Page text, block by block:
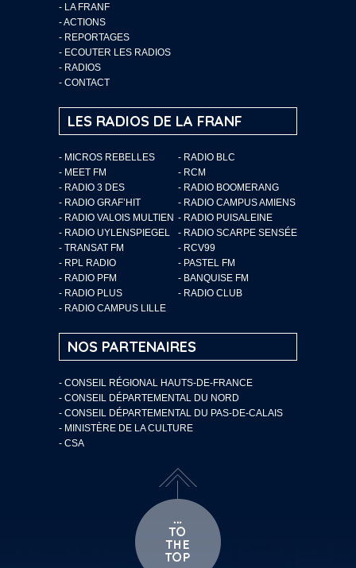
- LA FRANF
-ACTIONS
- REPORTAGES
- ECOUTER LES RADIOS
- RADIOS
- CONTACT
LES RADIOS DE LA FRANF
- MICROS REBELLES
- RADIO BLC
- MEET FM
- RCM
- RADIO 3 DES
- RADIO BOOMERANG
- RADIO GRAF’HIT
- RADIO CAMPUS AMIENS
- RADIO VALOIS MULTIEN - RADIO PUISALEINE
- RADIO UYLENSPIEGEL
- RADIO SCARPE SENSÉE
- TRANSAT FM
- RCV99
- RPL RADIO
- PASTEL FM
- RADIO PFM
- BANQUISE FM
- RADIO PLUS
- RADIO CLUB
- RADIO CAMPUS LILLE
NOS PARTENAIRES
- CONSEIL RÉGIONAL HAUTS-DE-FRANCE
- CONSEIL DÉPARTEMENTAL DU NORD
- CONSEIL DÉPARTEMENTAL DU PAS-DE-CALAIS
- MINISTÈRE DE LA CULTURE
- CSA